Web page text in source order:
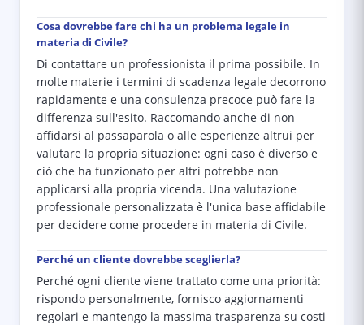
Cosa dovrebbe fare chi ha un problema legale in
materia di Civile?
Di contattare un professionista il prima possibile. In
molte materie i termini di scadenza legale decorrono
rapidamente e una consulenza precoce può fare la
differenza sull'esito. Raccomando anche di non
affidarsi al passaparola o alle esperienze altrui per
valutare la propria situazione: ogni caso è diverso e
ciò che ha funzionato per altri potrebbe non
applicarsi alla propria vicenda. Una valutazione
professionale personalizzata è l'unica base affidabile
per decidere come procedere in materia di Civile.
Perché un cliente dovrebbe sceglierla?
Perché ogni cliente viene trattato come una priorità:
rispondo personalmente, fornisco aggiornamenti
regolari e mantengo la massima trasparenza su costi